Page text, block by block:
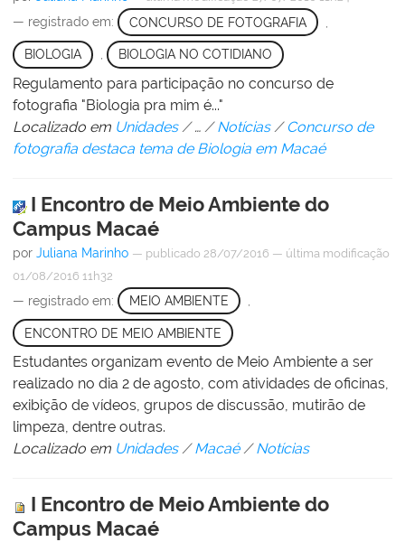
— registrado em: CONCURSO DE FOTOGRAFIA
BIOLOGIA , BIOLOGIA NO COTIDIANO
Regulamento para participação no concurso de
fotografia "Biologia pra mim é..."
Localizado em Unidades /… /Notícias / Concurso de
fotografia destaca tema de Biologia em Macaé
I Encontro de Meio Ambiente do
Campus Macaé
por Juliana Marinho — publicado 28/07/2016 — última modificação
01/08/2016 11h32
— registrado em: MEIO AMBIENTE
ENCONTRO DE MEIO AMBIENTE
Estudantes organizam evento de Meio Ambiente a ser
realizado no dia 2 de agosto, com atividades de oficinas,
exibição de vídeos, grupos de discussão, mutirão de
limpeza, dentre outras.
Localizado em Unidades /Macaé /Notícias
I Encontro de Meio Ambiente do
Campus Macaé